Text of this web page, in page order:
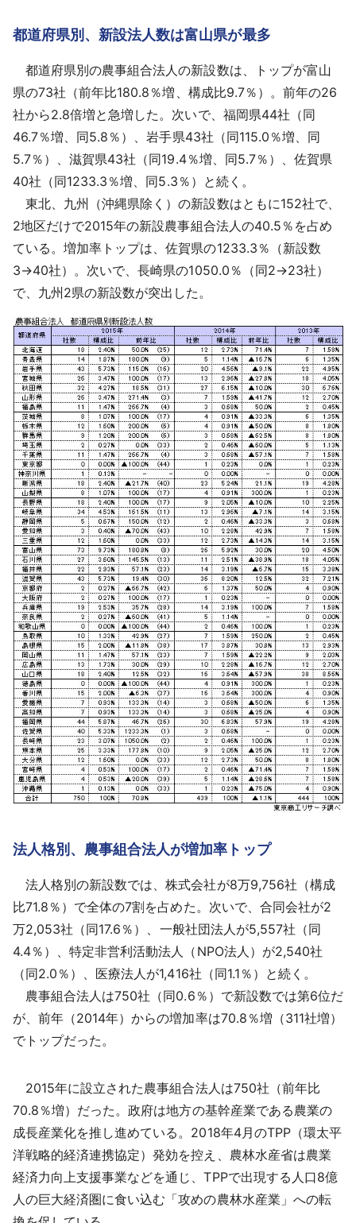
都道府県別、新設法人数は富山県が最多
都道府県別の農事組合法人の新設数は、トップが富山
県の73社（前年比180.8％増、構成比9.7％）。前年の26
社から2.8倍増と急増した。次いで、福岡県44社（同
46.7％増、同5.8％）、岩手県43社（同115.0％増、同
5.7％）、滋賀県43社（同19.4％増、同5.7％）、佐賀県
40社（同1233.3％増、同5.3％）と続く。
東北、九州（沖縄県除く）の新設数はともに152社で、
2地区だけで2015年の新設農事組合法人の40.5％を占め
ている。増加率トップは、佐賀県の1233.3％（新設数
3→40社）。次いで、長崎県の1050.0％（同2→23社）
で、九州2県の新設数が突出した。
法人格別、農事組合法人が増加率トップ
法人格別の新設数では、株式会社が8万9,756社（構成
比71.8％）で全体の7割を占めた。次いで、合同会社が2
万2,053社（同17.6％）、一般社団法人が5,557社（同
4.4％）、特定非営利活動法人（NPO法人）が2,540社
（同2.0％）、医療法人が1,416社（同1.1％）と続く。
農事組合法人は750社（同0.6％）で新設数では第6位だ
が、前年（2014年）からの増加率は70.8％増（311社増）
でトップだった。
2015年に設立された農事組合法人は750社（前年比
70.8％増）だった。政府は地方の基幹産業である農業の
成長産業化を推し進めている。2018年4月のTPP（環太平
洋戦略的経済連携協定）発効を控え、農林水産省は農業
経済力向上支援事業などを通じ、TPPで出現する人口8億
人の巨大経済圏に食い込む「攻めの農林水産業」への転